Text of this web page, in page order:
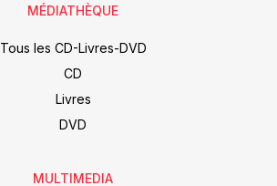
MÉDIATHÈQUE
Tous les CD-Livres-DVD
CD
Livres
DVD
MULTIMEDIA